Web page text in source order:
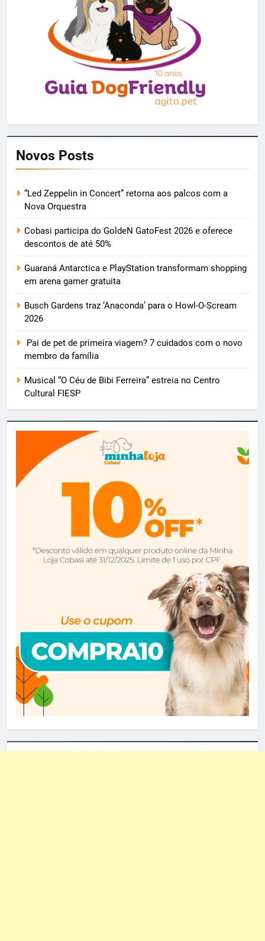
Novos Posts
“Led Zeppelin in Concert” retorna aos palcos com a
Nova Orquestra
Cobasi participa do GoldeN GatoFest 2026 e oferece
descontos de até 50%
Guaraná Antarctica e PlayStation transformam shopping
em arena gamer gratuita
Busch Gardens traz ‘Anaconda’ para o Howl-O-Scream
2026
Pai de pet de primeira viagem? 7 cuidados com o novo
membro da família
Musical “O Céu de Bibi Ferreira” estreia no Centro
Cultural FIESP